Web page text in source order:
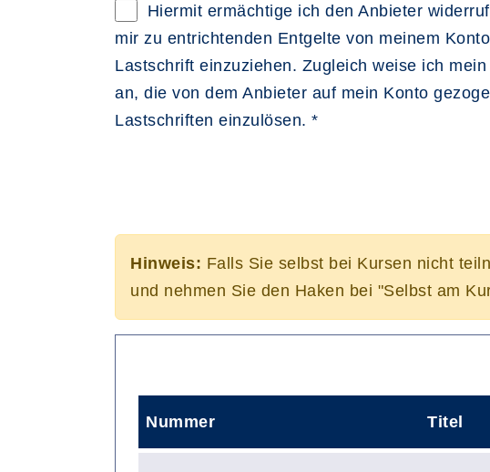
Hiermit ermächtige ich den Anbieter
mir zu entrichtenden Entgelte von meinem
Lastschrift einzuziehen. Zugleich weise ich
an, die von dem Anbieter auf mein Konto
Lastschriften einzulösen. *
Hinweis: Falls Sie selbst bei Kursen nicht
und nehmen Sie den Haken bei "Selbst am
Nummer Titel